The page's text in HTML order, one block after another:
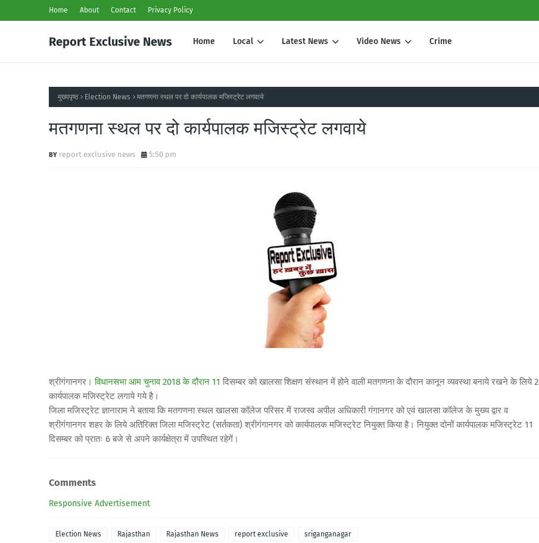
Home About Contact Privacy Policy
Report Exclusive News Home Local Latest News Video News Crime
मुख्यपृष्ठ Election News मतगणना स्थल पर दो कार्यपालक मजिस्ट्रेट लगवाये
मतगणना स्थल पर दो कार्यपालक मजिस्ट्रेट लगवाये
report exclusive news 5:50 pm
श्रीगंगानगर । विधानसभा आम चुनाव 2018 के दौरान 11 दिसम्बर को खालसा शिक्षण संस्थान में होने वाली मतगणना के दौरान कानून व्यवस्था बनाये रखने के लिये 2
कार्यपालक मजिस्ट्रेट लगाये गये है।
जिला मजिस्ट्रेट ज्ञानाराम ने बताया कि मतगणना स्थल खालसा कॉलेज परिसर में राजस्व अपील अधिकारी गंगानगर को एवं खालसा कॉलेज के मुख्य द्वार व
श्रीगंगानगर शहर के लिये अतिरिक्त जिला मजिस्ट्रेट (सर्तकता) श्रीगंगानगर को कार्यपालक मजिस्ट्रेट नियुक्त किया है। नियुक्त दोनों कार्यपालक मजिस्ट्रेट 11
दिसम्बर को प्रातः 6 बजे से अपने कार्यक्षेत्रा में उपस्थित रहेगें।
Comments
Responsive Advertisement
Election News Rajasthan Rajasthan News report exclusive sriganganagar